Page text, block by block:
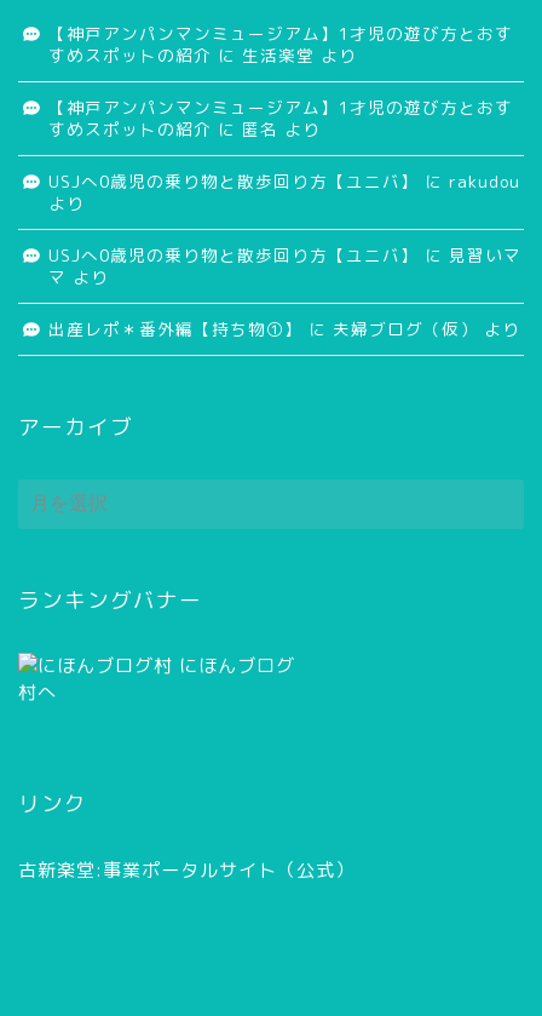
【神戸アンパンマンミュージアム】1才児の遊び方とおす
すめスポットの紹介 に 生活楽堂 より
【神戸アンパンマンミュージアム】1才児の遊び方とおす
すめスポットの紹介 に 匿名 より
USJへ0歳児の乗り物と散歩回り方【ユニバ】 に rakudou
より
USJへ0歳児の乗り物と散歩回り方【ユニバ】 に 見習いマ
マ より
出産レポ＊番外編【持ち物①】 に 夫婦ブログ（仮） より
アーカイブ
ア
ー
ブ
ランキングバナー
リンク
古新楽堂:事業ポータルサイト（公式）